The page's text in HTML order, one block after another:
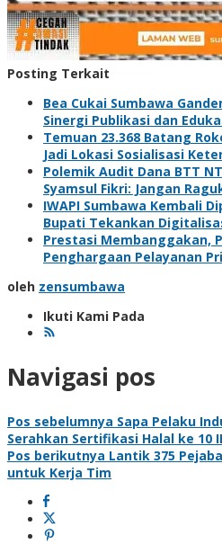
Posting Terkait
Bea Cukai Sumbawa
Sinergi Publikasi dan
Temuan 23.368 Batang
Jadi Lokasi Sosialisasi
Polemik Audit Dana BTT
Syamsul Fikri: Jangan
IWAPI Sumbawa Kembali
Bupati Tekankan
Prestasi Membanggakan,
Penghargaan Pelayanan
oleh zensumbawa
Ikuti Kami Pada
Navigasi pos
Pos sebelumnya Sapa Pelaku
Serahkan Sertifikasi Halal ke 10
Pos berikutnya Lantik 375
untuk Kerja Tim